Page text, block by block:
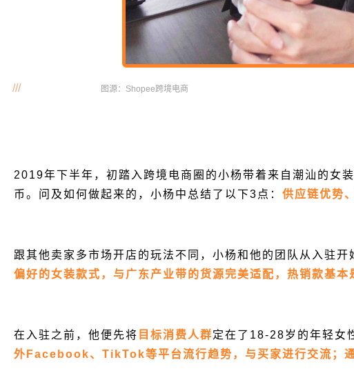
/// 图源：Shopee跨境电商
2019年下半年，初踏入跨境电商圈的小杨带着来自潮汕的女
币。问及如何做起来的，小杨中总结了以下3点： 供应链优势
跟其他卖家多市场开店的玩法不同，小杨和他的团队从入驻
偏好的女装款式，与广东产业带的货源完美适配，热销款基本
在入驻之前，他便先将 目标消费人群定在了18-28岁的年轻女
外Facebook、TikTok等平台流行趋势，与买家进行交流；